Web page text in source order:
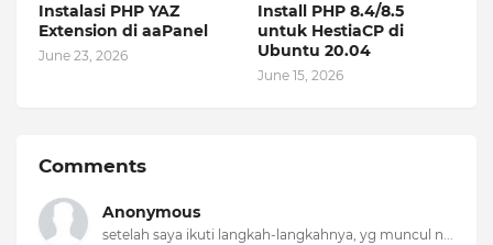
Instalasi PHP YAZ
Extension di aaPanel
June 23, 2026
Install PHP 8.4/8.5
untuk HestiaCP di
Ubuntu 20.04
June 15, 2026
Comments
Anonymous
setelah saya ikuti langkah-langkahnya, yg muncul n...